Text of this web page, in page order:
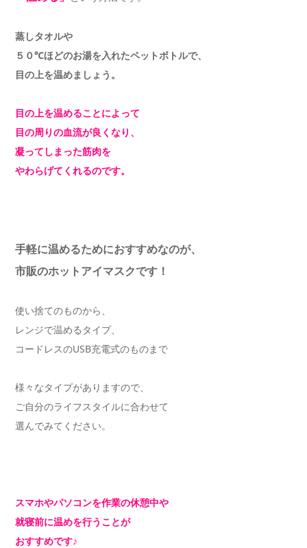
蒸しタオルや
５０℃ほどのお湯を入れたペットボトルで、
目の上を温めましょう。
目の上を温めることによって
目の周りの血流が良くなり、
凝ってしまった筋肉を
やわらげてくれるのです。
手軽に温めるためにおすすめなのが、
市販のホットアイマスクです！
使い捨てのものから、
レンジで温めるタイプ、
コードレスのUSB充電式のものまで
様々なタイプがありますので、
ご自分のライフスタイルに合わせて
選んでみてください。
スマホやパソコンを作業の休憩中や
就寝前に温めを行うことが
おすすめです♪